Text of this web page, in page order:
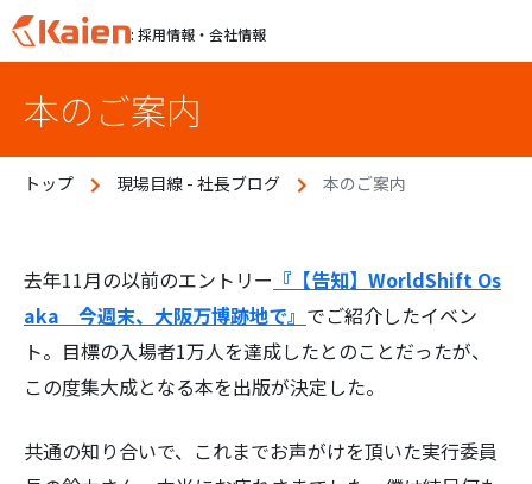
p
: 採用情報・会社情報
本のご案内
トップ 現場目線 - 社長ブログ 本のご案内
去年11月の以前のエントリー 『【告知】WorldShift Os
aka 今週末、大阪万博跡地で』 でご紹介したイベン
ト。目標の入場者1万人を達成したとのことだったが、
この度集大成となる本を出版が決定した。
共通の知り合いで、これまでお声がけを頂いた実行委員